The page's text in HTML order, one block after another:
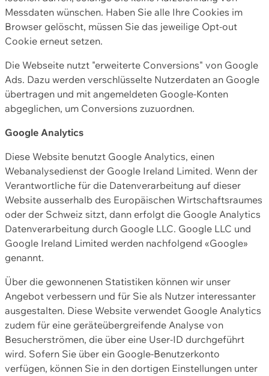
Messdaten wünschen. Haben Sie alle Ihre Cookies im
Browser gelöscht, müssen Sie das jeweilige Opt-out
Cookie erneut setzen.
Die Webseite nutzt "erweiterte Conversions" von Google
Ads. Dazu werden verschlüsselte Nutzerdaten an Google
übertragen und mit angemeldeten Google-Konten
abgeglichen, um Conversions zuzuordnen.
Google Analytics
Diese Website benutzt Google Analytics, einen
Webanalysedienst der Google Ireland Limited. Wenn der
Verantwortliche für die Datenverarbeitung auf dieser
Website ausserhalb des Europäischen Wirtschaftsraumes
oder der Schweiz sitzt, dann erfolgt die Google Analytics
Datenverarbeitung durch Google LLC. Google LLC und
Google Ireland Limited werden nachfolgend «Google»
genannt.
Über die gewonnenen Statistiken können wir unser
Angebot verbessern und für Sie als Nutzer interessanter
ausgestalten. Diese Website verwendet Google Analytics
zudem für eine geräteübergreifende Analyse von
Besucherströmen, die über eine User-ID durchgeführt
wird. Sofern Sie über ein Google-Benutzerkonto
verfügen, können Sie in den dortigen Einstellungen unter